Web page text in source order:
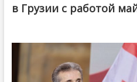
в Грузии с работой